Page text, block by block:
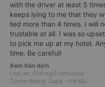
Với dànxe đi Sapamới cùng
trên xe như nước uống, free
xe Dream Transport kỳ vọng
những trải nghiệm tốt nhất
Không những thế, hàng xe
chuyên nghiệp và nhiều kinh
Ngoài ra, nhà xe cũng cung
with the driver at least 5
keeps lying to me that they
lied more than 4 times. I will
trustable at all. I was so
to pick me up at my hotel.
time. Be careful!
Xem bản dịch
Loại xe: Ghế ngồi limousine
Tuyến đường: Sapa - Hà Nội